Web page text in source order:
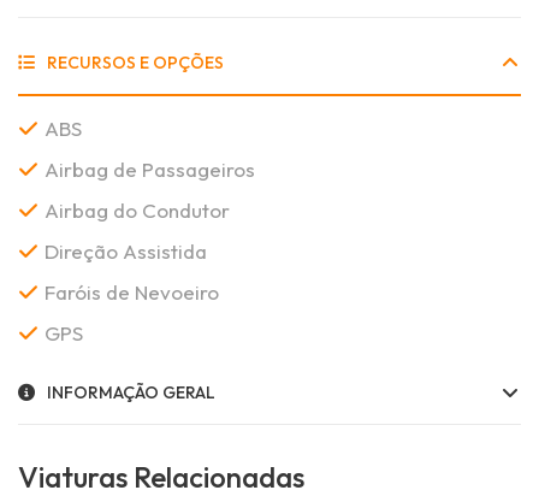
RECURSOS E OPÇÕES
ABS
Airbag de Passageiros
Airbag do Condutor
Direção Assistida
Faróis de Nevoeiro
GPS
INFORMAÇÃO GERAL
Viaturas Relacionadas